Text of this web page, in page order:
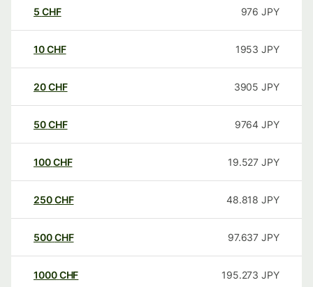
5 CHF 976 JPY
10CHF 1953 JPY
20CHF 3905 JPY
50CHF 9764 JPY
100CHF 19.527 JPY
250CHF 48.818 JPY
500CHF 97.637 JPY
1000CHF 195.273 JPY